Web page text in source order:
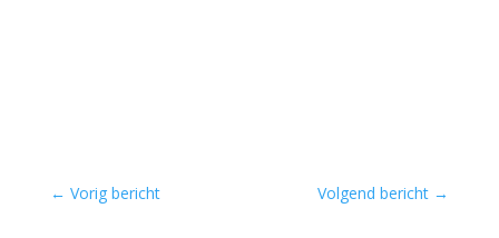
← Vorig bericht Volgend bericht →